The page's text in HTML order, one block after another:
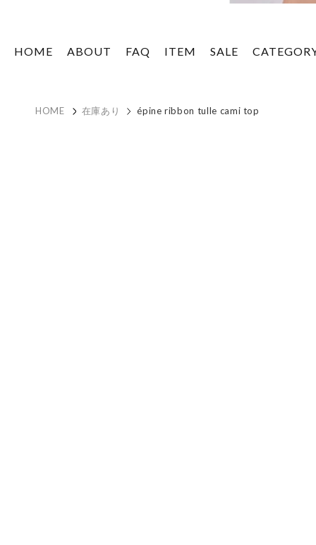
HOME ABOUT FAQ ITEM SALE
HOME 在庫あり épine ribbon tulle cami top